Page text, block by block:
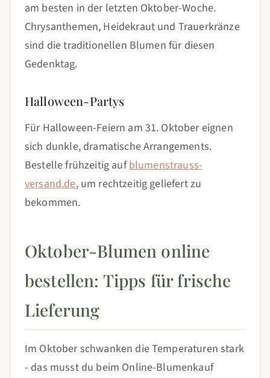
am besten in der letzten Oktober-Woche.
Chrysanthemen, Heidekraut und Trauerkränze
sind die traditionellen Blumen für diesen
Gedenktag.
Halloween-Partys
Für Halloween-Feiern am 31. Oktober eignen
sich dunkle, dramatische Arrangements.
Bestelle frühzeitig aufblumenstrauss-
versand.de, um rechtzeitig geliefert zu
bekommen.
Oktober-Blumen online
bestellen: Tipps für frische
Lieferung
Im Oktober schwanken die Temperaturen stark
- das musst du beim Online-Blumenkauf